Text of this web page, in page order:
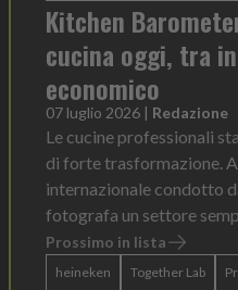
Kitchen
cucina oggi, tra
economico
07 luglio 2026 | Redazione
Le cucine professionali
di forte trasformazione.
internazionale condotto
fotografa un settore
Prossimo in lista
heineken Together Lab